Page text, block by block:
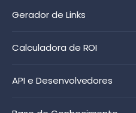
Gerador de Links
Calculadora de ROI
API e Desenvolvedores